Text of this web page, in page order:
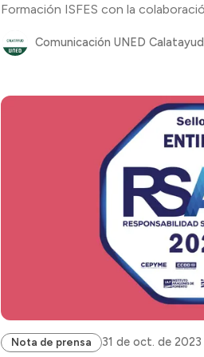
Formación ISFES con la
Comunicación UNED Calatayud
Nota de prensa 31 de oct. de 2023